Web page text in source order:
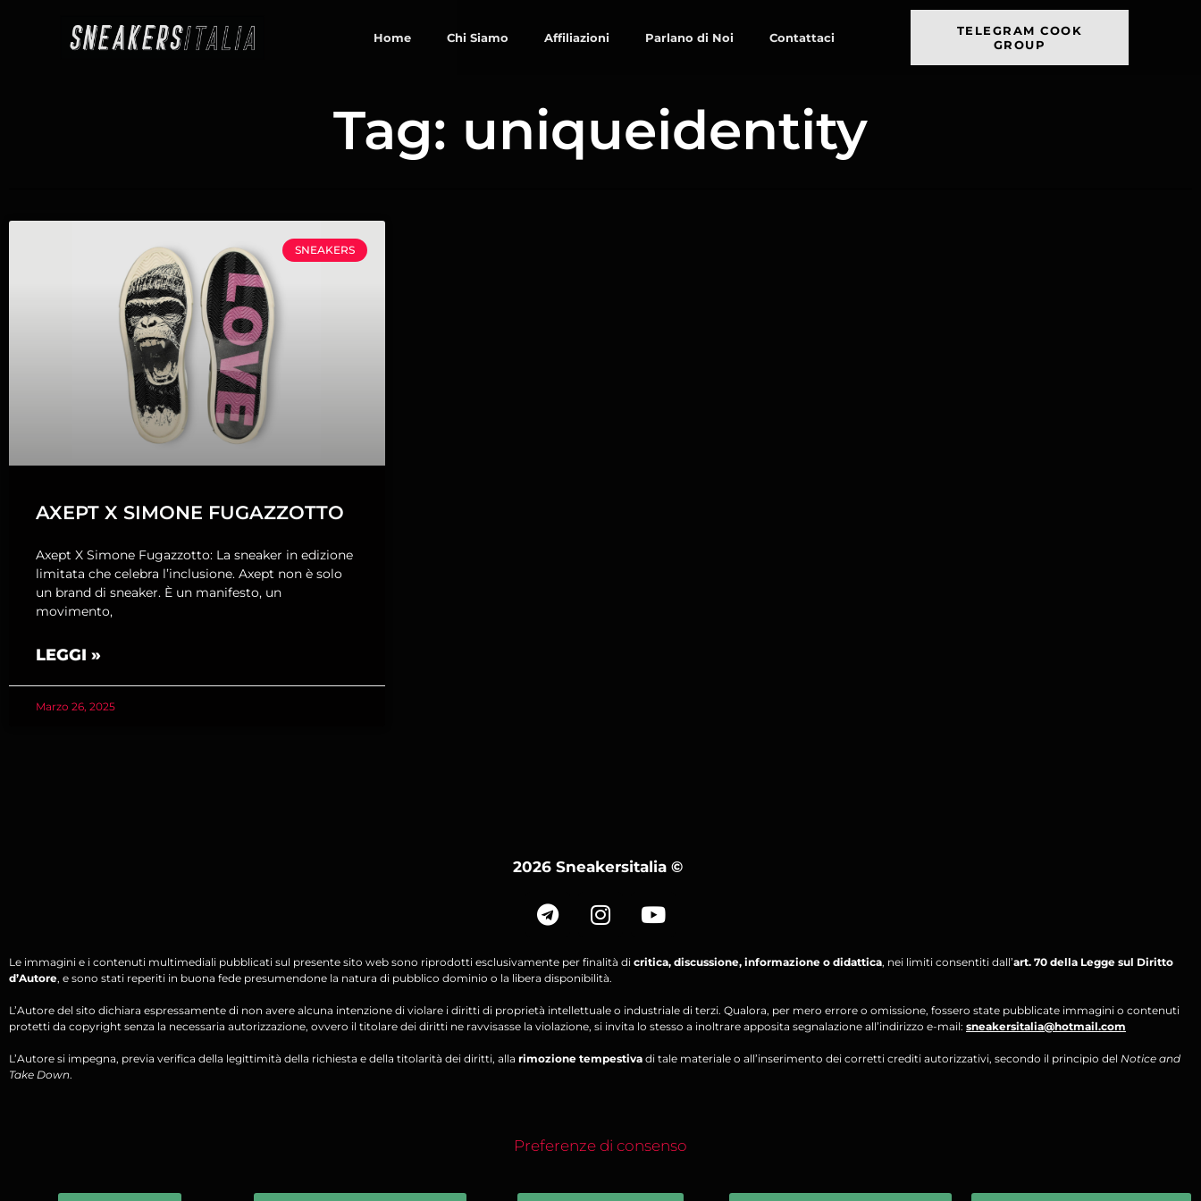
Home Chi Siamo Affiliazioni Parlano di Noi Contattaci
TELEGRAM COOK
GROUP
Tag: uniqueidentity
SNEAKERS
AXEPT X SIMONE FUGAZZOTTO
Axept X Simone Fugazzotto: La sneaker in edizione
limitata che celebra l’inclusione. Axept non è solo
un brand di sneaker. È un manifesto, un
movimento,
LEGGI »
Marzo 26, 2025
2026 Sneakersitalia©
Le immagini e i contenuti multimediali pubblicati sul presente sito web sono riprodotti esclusivamente per finalità di critica, discussione, informazione o didattica, nei limiti consentiti dall’art. 70 della Legge sul Diritto
d’Autore, e sono stati reperiti in buona fede presumendone la natura di pubblico dominio o la libera disponibilità.
L’Autore del sito dichiara espressamente di non avere alcuna intenzione di violare i diritti di proprietà intellettuale o industriale di terzi. Qualora, per mero errore o omissione, fossero state pubblicate immagini o contenuti
protetti da copyright senza la necessaria autorizzazione, ovvero il titolare dei diritti ne ravvisasse la violazione, si invita lo stesso a inoltrare apposita segnalazione all’indirizzo e-mail: sneakersitalia@hotmail.com
L’Autore si impegna, previa verifica della legittimità della richiesta e della titolarità dei diritti, alla rimozione tempestiva di tale materiale o all’inserimento dei corretti crediti autorizzativi, secondo il principio del Notice and
Take Down.
Preferenze di consenso